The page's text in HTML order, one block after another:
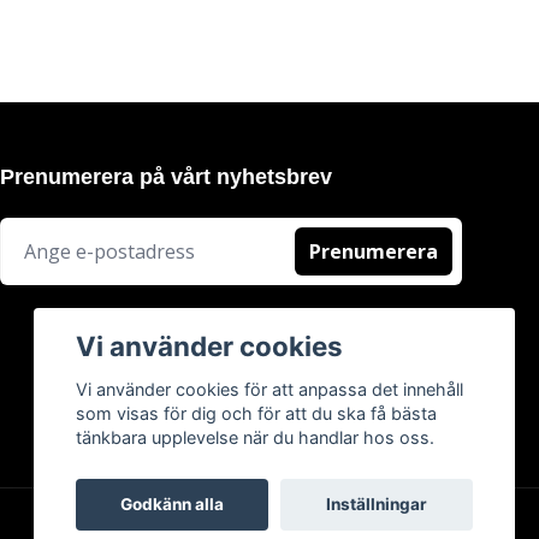
Prenumerera på vårt nyhetsbrev
Prenumerera
Vi använder cookies
Vi använder cookies för att anpassa det innehåll
som visas för dig och för att du ska få bästa
tänkbara upplevelse när du handlar hos oss.
Godkänn alla Inställningar